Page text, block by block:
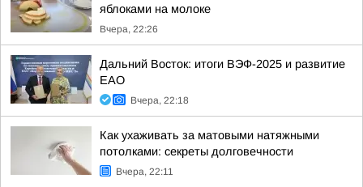
яблоками на молоке
Вчера, 22:26
Дальний Восток: итоги ВЭФ-2025 и развитие
ЕАО
Вчера, 22:18
Как ухаживать за матовыми натяжными
потолками: секреты долговечности
Вчера, 22:11